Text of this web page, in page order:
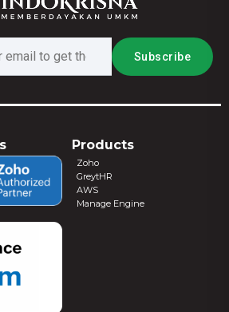
Products
Zoho
GreytHR
AWS
Manage Engine